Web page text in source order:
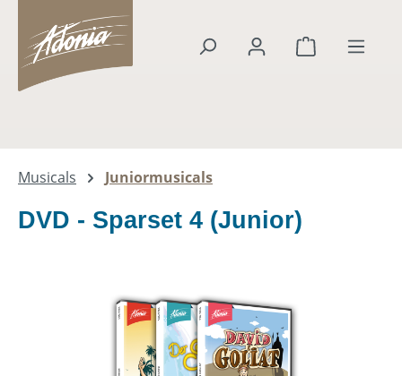
springen
Warenkorb
Musicals Juniormusicals
DVD - Sparset 4 (Junior)
Bildergalerie überspringen